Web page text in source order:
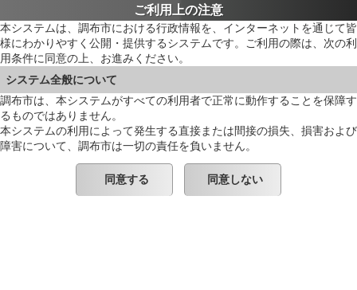
ご利用上の注意
本システムは、調布市における行政情報を、インターネットを通じて皆
様にわかりやすく公開・提供するシステムです。ご利用の際は、次の利
用条件に同意の上、お進みください。
システム全般について
調布市は、本システムがすべての利用者で正常に動作することを保障す
るものではありません。
本システムの利用によって発生する直接または間接の損失、損害および
障害について、調布市は一切の責任を負いません。
同意する 同意しない